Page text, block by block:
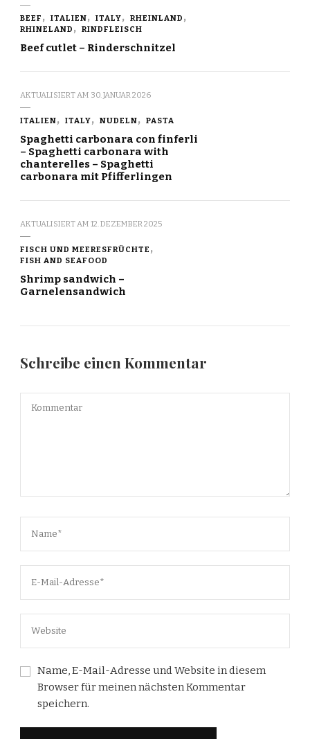
BEEF ITALIEN ITALY
RHEINLAND
RHINELAND
RINDFLEISCH
Beef cutlet – Rinderschnitzel
AKTUALISIERT AM 30. JANUAR 2026
ITALIEN ITALY NUDELN PASTA
Spaghetti carbonara con finferli
– Spaghetti carbonara with
chanterelles – Spaghetti
carbonara mit Pfifferlingen
AKTUALISIERT AM 12. DEZEMBER 2025
FISCH UND MEERESFRÜCHTE
FISH AND SEAFOOD
Shrimp sandwich –
Garnelensandwich
Schreibe einen Kommentar
Name, E-Mail-Adresse und Website in diesem
Browser für meinen nächsten Kommentar
speichern.